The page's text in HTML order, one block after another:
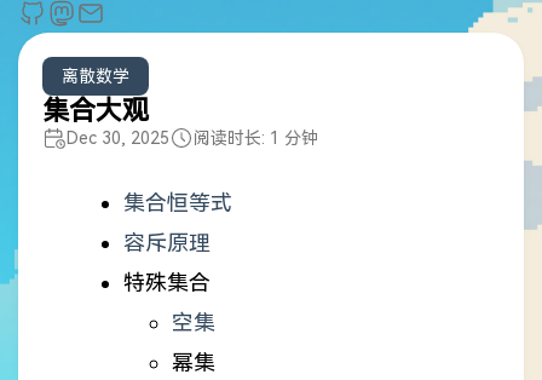
离散数学
集合大观
Dec 30, 2025 阅读时长: 1 分钟
集合恒等式
容斥原理
特殊集合
空集
幂集